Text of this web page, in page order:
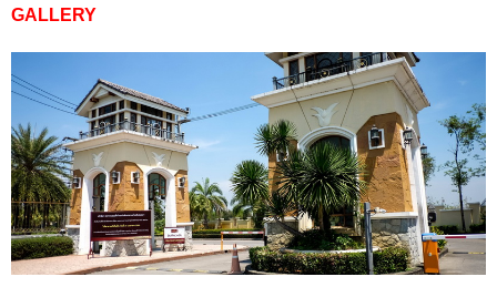
GALLERY